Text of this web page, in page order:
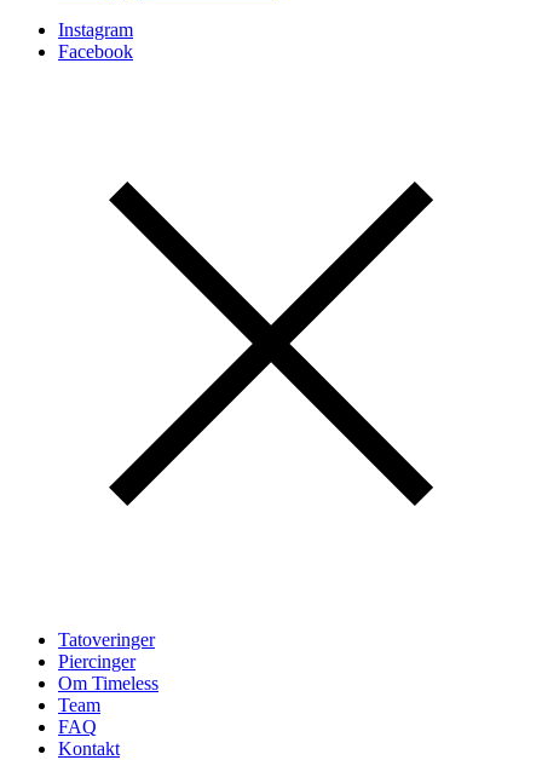
Instagram
Facebook
Tatoveringer
Piercinger
Om Timeless
Team
FAQ
Kontakt